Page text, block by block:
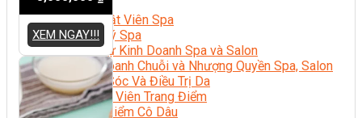
Sắc Đẹp
Kỹ Thuật Viên Spa
Quản Lý Spa
Khởi Sự Kinh Doanh Spa và Salon
Kinh Doanh Chuỗi và Nhượng Quyền Spa, Salon
Chăm Sóc Và Điều Trị Da
Chuyên Viên Trang Điểm
Trang Điểm Cô Dâu
XEM NGAY!!!